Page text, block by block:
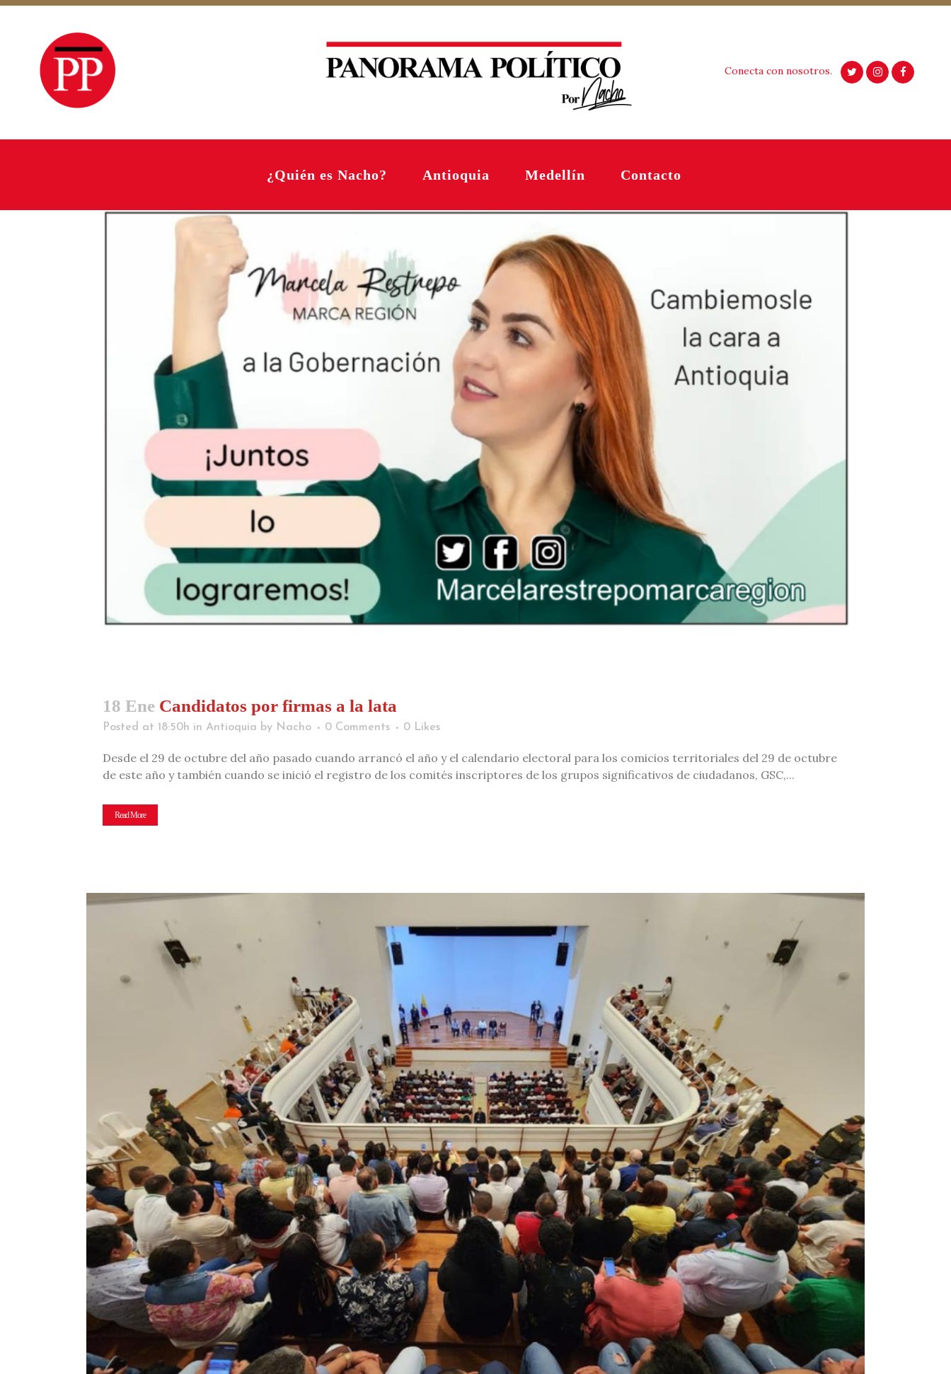
Conecta con nosotros.
¿Quién es Nacho? Antioquia Medellín Contacto
18 Ene Candidatos por firmas a la lata
Posted at 18:50h in Antioquia by Nacho 0 Comments 0 Likes
Desde el 29 de octubre del año pasado cuando arrancó el año y el calendario electoral para los comicios territoriales del 29 de octubre
de este año y también cuando se inició el registro de los comités inscriptores de los grupos significativos de ciudadanos, GSC,...
Read More